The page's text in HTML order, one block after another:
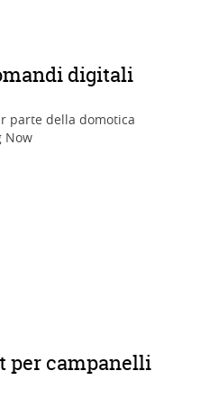
digitali
parte della domotica
Now
per campanelli